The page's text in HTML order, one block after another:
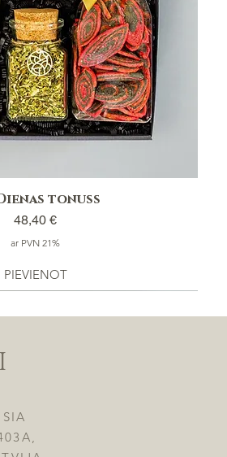
tonuss
Cena
48,40 €
ar PVN 21%
PIEVIENOT